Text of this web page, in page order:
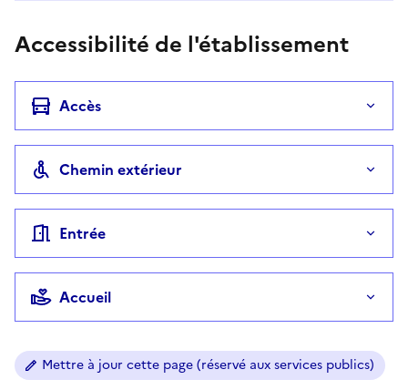
Accessibilité de l'établissement
Accès
Chemin extérieur
Entrée
Accueil
Mettre à jour cette page (réservé aux services publics)